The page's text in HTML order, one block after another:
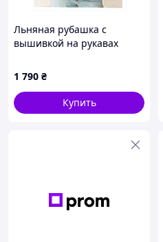
Льняная рубашка с
вышивкой на рукавах
1 790 ₴
Купить